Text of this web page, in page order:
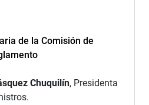
de la Comisión de
Chuquilín, Presidenta